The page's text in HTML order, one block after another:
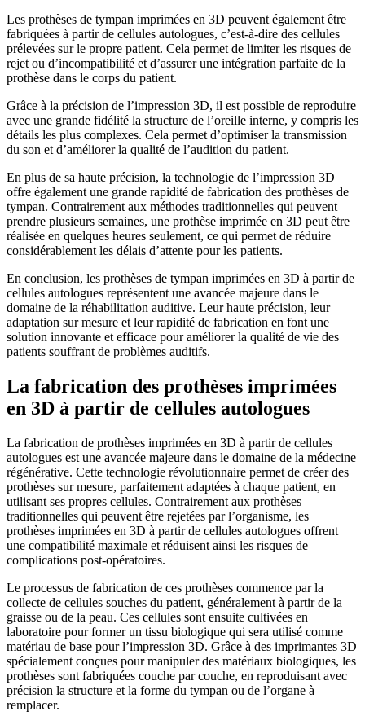
Les prothèses de tympan imprimées en 3D peuvent également être
fabriquées à partir de cellules autologues, c’est-à-dire des cellules
prélevées sur le propre patient. Cela permet de limiter les risques de
rejet ou d’incompatibilité et d’assurer une intégration parfaite de la
prothèse dans le corps du patient.
Grâce à la précision de l’impression 3D, il est possible de reproduire
avec une grande fidélité la structure de l’oreille interne, y compris les
détails les plus complexes. Cela permet d’optimiser la transmission
du son et d’améliorer la qualité de l’audition du patient.
En plus de sa haute précision, la technologie de l’impression 3D
offre également une grande rapidité de fabrication des prothèses de
tympan. Contrairement aux méthodes traditionnelles qui peuvent
prendre plusieurs semaines, une prothèse imprimée en 3D peut être
réalisée en quelques heures seulement, ce qui permet de réduire
considérablement les délais d’attente pour les patients.
En conclusion, les prothèses de tympan imprimées en 3D à partir de
cellules autologues représentent une avancée majeure dans le
domaine de la réhabilitation auditive. Leur haute précision, leur
adaptation sur mesure et leur rapidité de fabrication en font une
solution innovante et efficace pour améliorer la qualité de vie des
patients souffrant de problèmes auditifs.
La fabrication des prothèses imprimées
en 3D à partir de cellules autologues
La fabrication de prothèses imprimées en 3D à partir de cellules
autologues est une avancée majeure dans le domaine de la médecine
régénérative. Cette technologie révolutionnaire permet de créer des
prothèses sur mesure, parfaitement adaptées à chaque patient, en
utilisant ses propres cellules. Contrairement aux prothèses
traditionnelles qui peuvent être rejetées par l’organisme, les
prothèses imprimées en 3D à partir de cellules autologues offrent
une compatibilité maximale et réduisent ainsi les risques de
complications post-opératoires.
Le processus de fabrication de ces prothèses commence par la
collecte de cellules souches du patient, généralement à partir de la
graisse ou de la peau. Ces cellules sont ensuite cultivées en
laboratoire pour former un tissu biologique qui sera utilisé comme
matériau de base pour l’impression 3D. Grâce à des imprimantes 3D
spécialement conçues pour manipuler des matériaux biologiques, les
prothèses sont fabriquées couche par couche, en reproduisant avec
précision la structure et la forme du tympan ou de l’organe à
remplacer.